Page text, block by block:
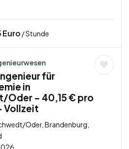
Euro / Stunde
für
in
Oder – 40,15 € pro
Vollzeit
Oder, Brandenburg,